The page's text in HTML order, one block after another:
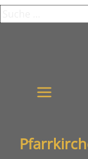
Zum
Inhalt
…